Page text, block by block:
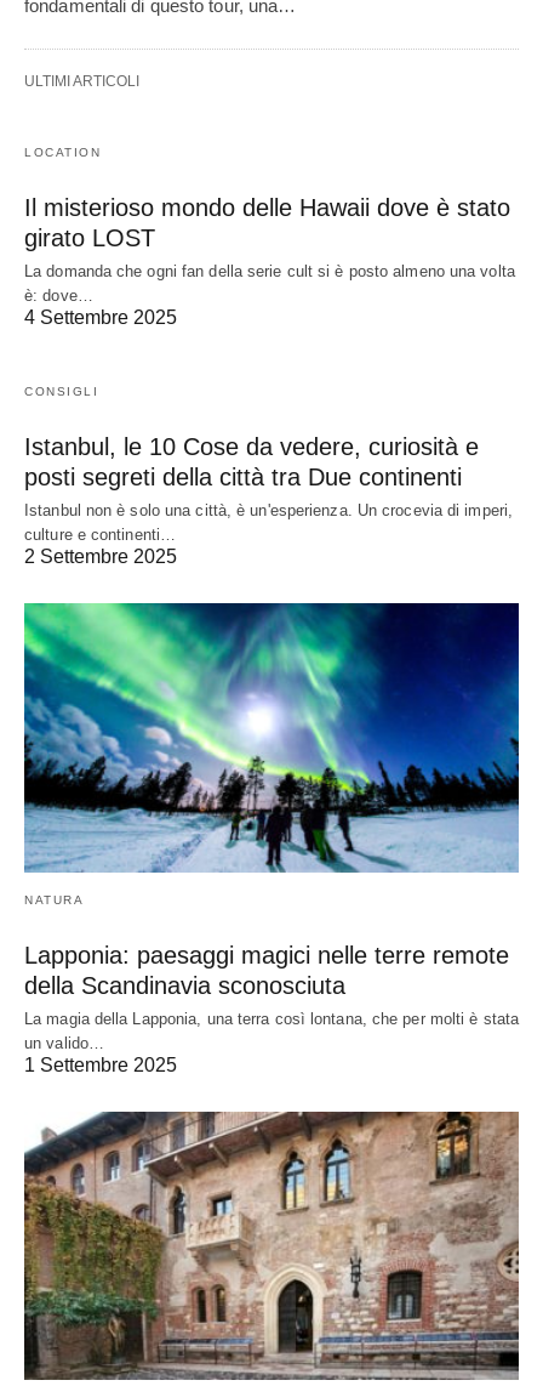
fondamentali di questo tour, una…
ULTIMI ARTICOLI
LOCATION
Il misterioso mondo delle Hawaii dove è stato
girato LOST
La domanda che ogni fan della serie cult si è posto almeno una volta
è: dove…
4 Settembre 2025
CONSIGLI
Istanbul, le 10 Cose da vedere, curiosità e
posti segreti della città tra Due continenti
Istanbul non è solo una città, è un'esperienza. Un crocevia di imperi,
culture e continenti…
2 Settembre 2025
NATURA
Lapponia: paesaggi magici nelle terre remote
della Scandinavia sconosciuta
La magia della Lapponia, una terra così lontana, che per molti è stata
un valido…
1 Settembre 2025